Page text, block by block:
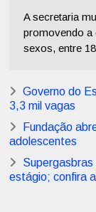
A secretaria
promovendo a
sexos, entre
Governo do
3,3 mil vagas
Fundação
adolescentes
estágio; confira